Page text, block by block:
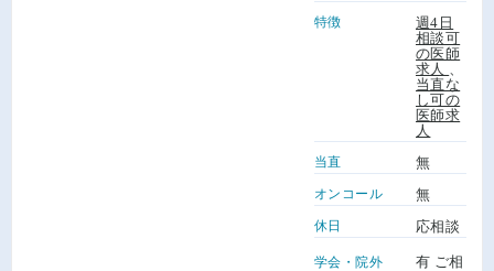
特徴
週4日
相談可
の医師
求人
当直な
し可の
医師求
人
当直 無
オンコール 無
休日 応相談
学会・院外
有 ご相